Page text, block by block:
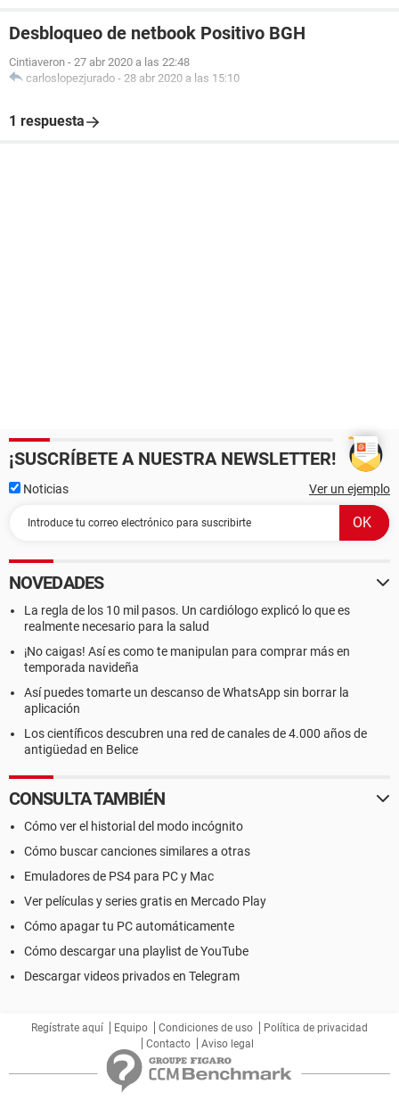
Desbloqueo de netbook Positivo BGH
Cintiaveron - 27 abr 2020 a las 22:48
carloslopezjurado - 28 abr 2020 a las 15:10
1 respuesta
¡SUSCRÍBETE A NUESTRA NEWSLETTER!
Noticias Ver un ejemplo
NOVEDADES
La regla de los 10 mil pasos. Un cardiólogo explicó lo que es
realmente necesario para la salud
¡No caigas! Así es como te manipulan para comprar más en
temporada navideña
Así puedes tomarte un descanso de WhatsApp sin borrar la
aplicación
Los científicos descubren una red de canales de 4.000 años de
antigüedad en Belice
CONSULTA TAMBIÉN
Cómo ver el historial del modo incógnito
Cómo buscar canciones similares a otras
Emuladores de PS4 para PC y Mac
Ver películas y series gratis en Mercado Play
Cómo apagar tu PC automáticamente
Cómo descargar una playlist de YouTube
Descargar videos privados en Telegram
Regístrate aquí Equipo Condiciones de uso
Política de privacidad
Contacto
Aviso legal